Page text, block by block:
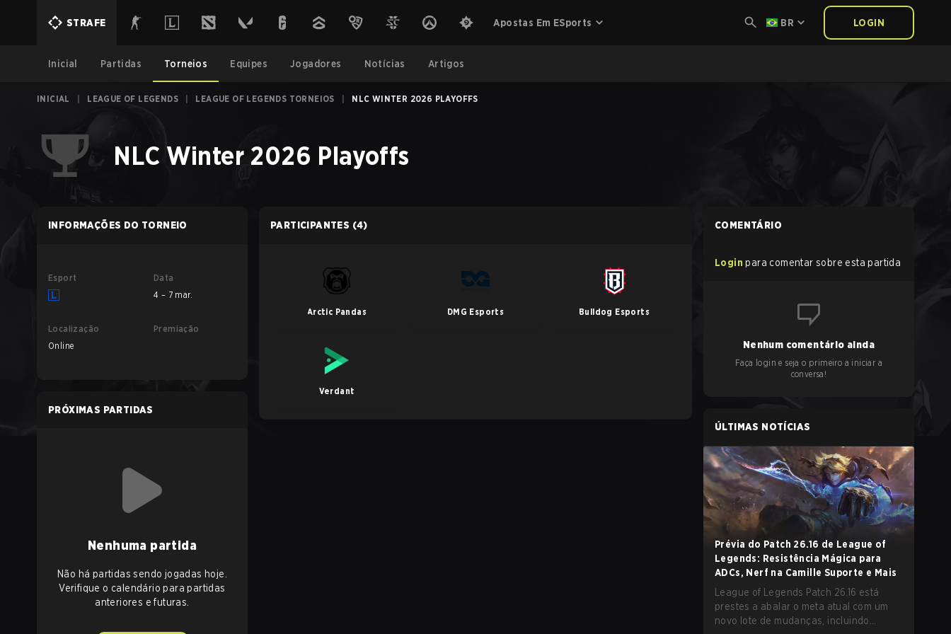
STRAFE Apostas Em ESports BR LOGIN
Inicial Partidas Torneios Equipes Jogadores Notícias Artigos
INICIAL LEAGUE OF LEGENDS LEAGUE OF LEGENDS TORNEIOS NLC WINTER 2026 PLAYOFFS
NLC Winter 2026 Playoffs
INFORMAÇÕES DO TORNEIO
Esport
Data
4 – 7 mar.
Localização
Online
Premiação
PRÓXIMAS PARTIDAS
Nenhuma partida
Não há partidas sendo jogadas hoje.
Verifique o calendário para partidas
anteriores e futuras.
PARTICIPANTES (4)
Arctic Pandas DMG Esports Bulldog Esports
Verdant
COMENTÁRIO
Login para comentar sobre esta partida
Nenhum comentário ainda
Faça login e seja o primeiro a iniciar a
conversa!
ÚLTIMAS NOTÍCIAS
Prévia do Patch 26.16 de League of
Legends: Resistência Mágica para
ADCs, Nerf na Camille Suporte e Mais
League of Legends Patch 26.16 está
prestes a abalar o meta atual com um
novo lote de mudanças, incluindo